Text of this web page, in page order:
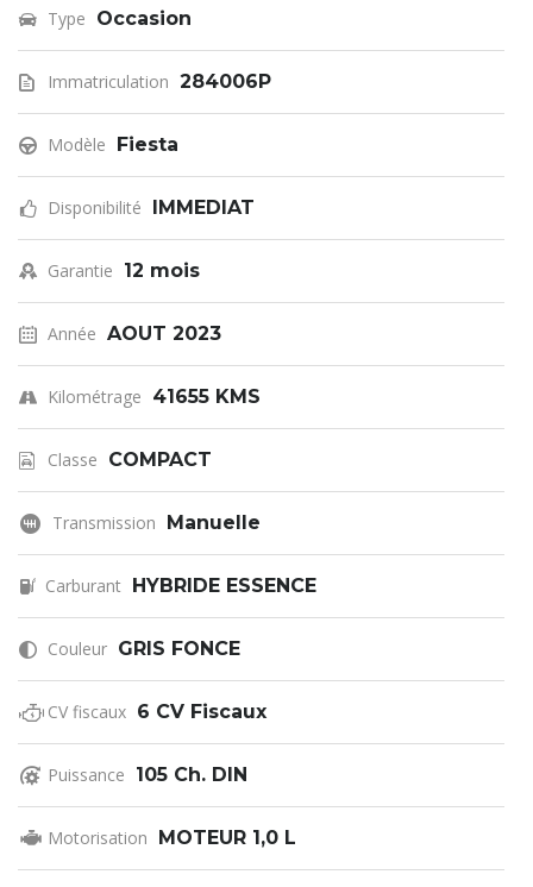
Type Occasion
Immatriculation 284006P
Modèle Fiesta
Disponibilité IMMEDIAT
Garantie 12 mois
Année AOUT 2023
Kilométrage 41655 KMS
Classe COMPACT
Transmission Manuelle
Carburant HYBRIDE ESSENCE
Couleur GRIS FONCE
CV fiscaux 6 CV Fiscaux
Puissance 105 Ch. DIN
Motorisation MOTEUR 1,0 L